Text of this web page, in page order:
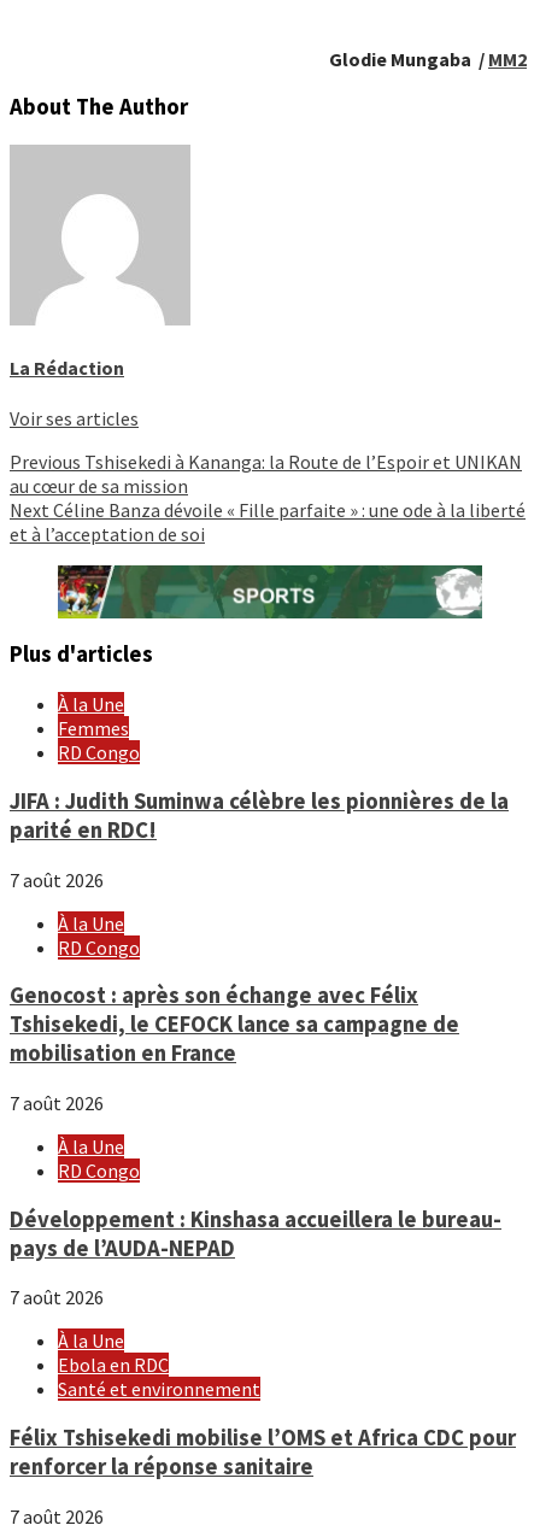
Glodie Mungaba / MM2
About The Author
La Rédaction
Voir ses articles
Continue
Reading
Previous Tshisekedi à Kananga: la Route de l’Espoir et UNIKAN
au cœur de sa mission
Next Céline Banza dévoile « Fille parfaite » : une ode à la liberté
et à l’acceptation de soi
Plus d'articles
À la Une
Femmes
RD Congo
JIFA : Judith Suminwa célèbre les pionnières de la
parité en RDC!
7 août 2026
À la Une
RD Congo
Genocost : après son échange avec Félix
Tshisekedi, le CEFOCK lance sa campagne de
mobilisation en France
7 août 2026
À la Une
RD Congo
Développement : Kinshasa accueillera le bureau-
pays de l’AUDA-NEPAD
7 août 2026
À la Une
Ebola en RDC
Santé et environnement
Félix Tshisekedi mobilise l’OMS et Africa CDC pour
renforcer la réponse sanitaire
7 août 2026